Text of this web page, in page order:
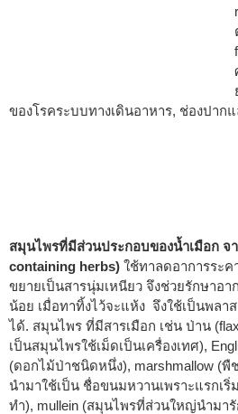
ของโรคระบบทางเดินอาหาร, ช่องปาก
สมุนไพรที่มีส่วนประกอบของน้ำเมือก จ
containing herbs) ใช้ทาลดอาการระค
ขยายเป็นสารนุ่มเหนียว จึงช่วยรักษาอา
น้อย เมื่อทาทิ้งไว้จะแห้ง จึงใช้เป็นพลา
ได้. สมุนไพร ที่มีสารเมือก เช่น ป่าน
เป็นสมุนไพรใช้เม็ดเป็นเครื่องเทศ),
(ดอกไม้ป่าชนิดหนึ่ง), marshmallow (
นำมาใช้เป็น ชื่อขนมหวานเพราะแรกเ
ทำ), mullein (สมุนไพรที่ส่วนใหญ่นำมา